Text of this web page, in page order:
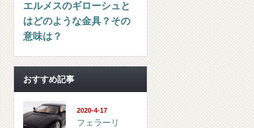
エルメスのギローシュと
はどのような金具？その
意味は？
おすすめ記事
2020-4-17
フェラーリ